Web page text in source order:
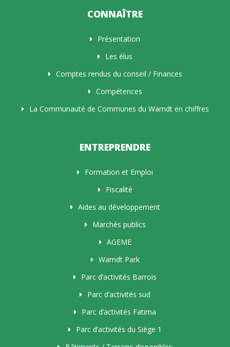
CONNAÎTRE
Présentation
Les élus
Comptes rendus du conseil / Finances
Compétences
La Communauté de Communes du Warndt en chiffres
ENTREPRENDRE
Formation et Emploi
Fiscalité
Aides au développement
Marchés publics
AGEME
Warndt Park
Parc d’activités Barrois
Parc d’activités sud
Parc d’activités Fatima
Parc d’activités du Siège 1